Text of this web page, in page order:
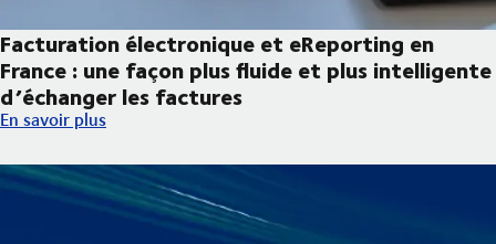
Facturation électronique et eReporting en
France : une façon plus fluide et plus intelligente
d’échanger les factures
Facturation électronique et eReporting en France : une façon
En savoir plus